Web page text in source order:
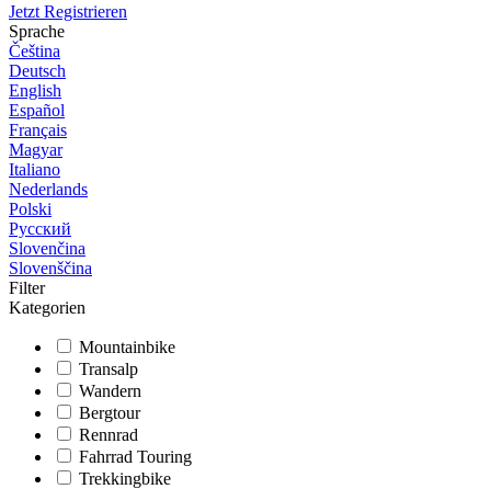
Jetzt Registrieren
Sprache
Čeština
Deutsch
English
Español
Français
Magyar
Italiano
Nederlands
Polski
Русский
Slovenčina
Slovenščina
Filter
Kategorien
Mountainbike
Transalp
Wandern
Bergtour
Rennrad
Fahrrad Touring
Trekkingbike